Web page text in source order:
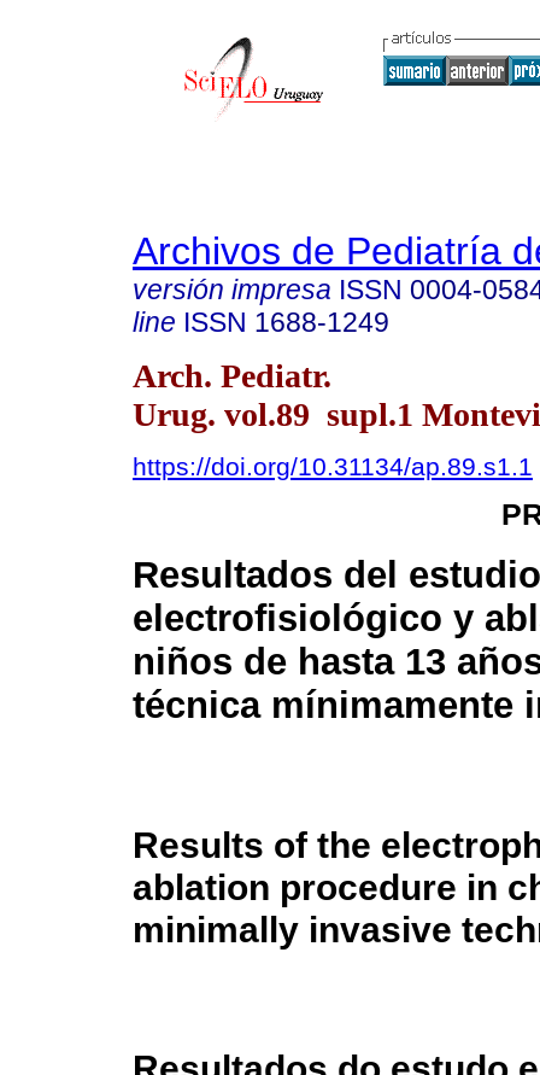
Archivos de Pediatría
versión impresa ISSN 0004-
line ISSN 1688-1249
Arch. Pediatr.
Urug. vol.89 supl.1
https://doi.org/10.31134/ap.89.s1.1
Resultados del estudio
electrofisiológico y
niños de hasta 13
técnica mínimamente
Results of the
ablation procedure in
minimally invasive